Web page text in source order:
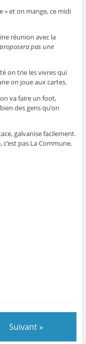
» et on mange, ce midi
réunion avec la
pas une
on trie les vivres qui
on joue aux cartes.
va faire un foot,
des gens qu’on
galvanise facilement.
pas La Commune,
Suivant »